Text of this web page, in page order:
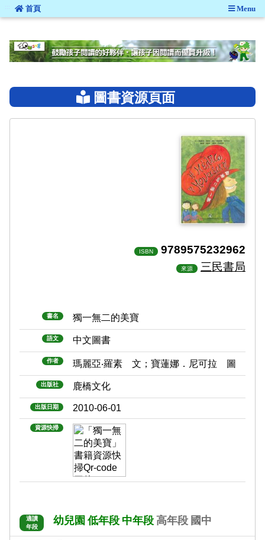
::: 首頁 Menu
圖書資源頁面
ISBN 9789575232962
來源 三民書局
書名 獨一無二的美寶
語文 中文圖書
作者 瑪麗亞‧羅素 文；寶蓮娜．尼可拉 圖
出版社 鹿橋文化
出版日期 2010-06-01
資源快掃
適讀
年段
幼兒園 低年段 中年段 高年段 國中